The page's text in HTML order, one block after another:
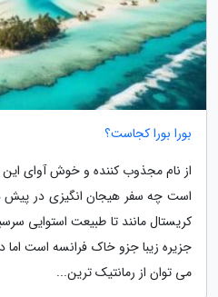
بورا بورا کجاست؟
از نام مجذوب کننده و خوش آوای
است چه سفر هیجان انگیزی در پیش
کریستال مانند تا طبیعت استوایی
جزیره زیبا جزو خاک فرانسه است اما
می توان از رمانتیک ترین...